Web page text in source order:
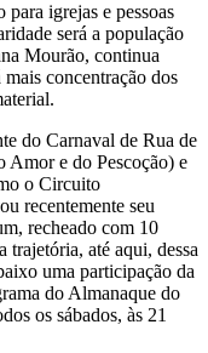
para igrejas e pessoas
será a população
Mourão, continua
concentração dos
do Carnaval de Rua de
e do Pescoção) e
o Circuito
recentemente seu
recheado com 10
trajetória, até aqui, dessa
uma participação da
do Almanaque do
os sábados, às 21